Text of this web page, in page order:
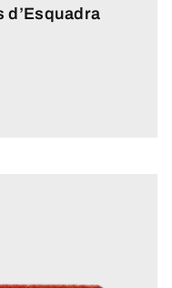
d’Esquadra